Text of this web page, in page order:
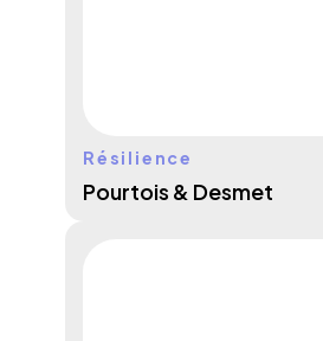
Résilience
Pourtois & Desmet